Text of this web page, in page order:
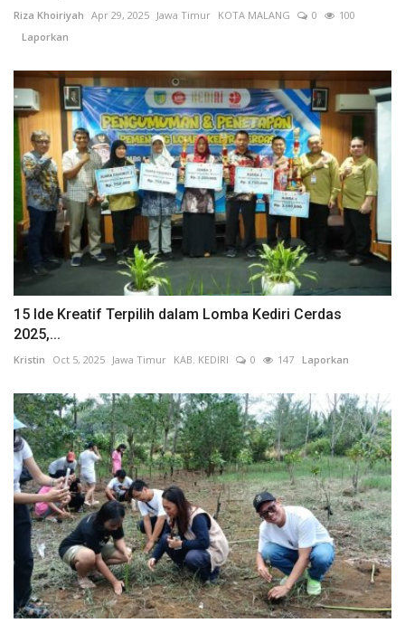
Riza Khoiriyah Apr 29, 2025 Jawa Timur KOTA MALANG 0
100
Laporkan
15 Ide Kreatif Terpilih dalam Lomba Kediri Cerdas
2025,...
Kristin Oct 5, 2025 Jawa Timur KAB. KEDIRI 0 147 Laporkan